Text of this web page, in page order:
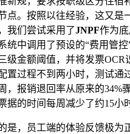
点。按照以往经验，这又是
我们尝试采用了JNPF作为
统中调用了预设的“费用管控
级金额阈值，并将发票OCR
置过程不到两小时，测试通
，报销退回率从原来的34%
据的时间每周减少了约15小
是，员工端的体验反馈极为